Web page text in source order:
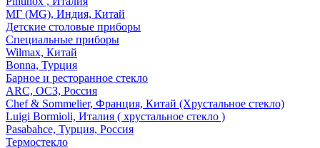
МГ (MG), Индия, Китай
Детские столовые приборы
Специальные приборы
Wilmax, Китай
Bonna, Турция
Барное и ресторанное стекло
ARC, ОСЗ, Россия
Chef & Sommelier, Франция, Китай (Хрустальное стекло)
Luigi Bormioli, Италия ( хрустальное стекло )
Pasabahce, Турция, Россия
Термостекло